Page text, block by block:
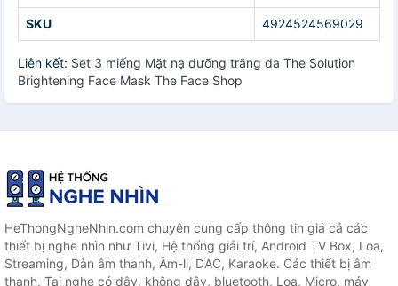
SKU 4924524569029
Liên kết: Set 3 miếng Mặt nạ dưỡng trắng da The Solution
Brightening Face Mask The Face Shop
HeThongNgheNhin.com chuyên cung cấp thông tin giá cả các
thiết bị nghe nhìn như Tivi, Hệ thống giải trí, Android TV Box, Loa,
Streaming, Dàn âm thanh, Âm-li, DAC, Karaoke. Các thiết bị âm
thanh, Tai nghe có dây, không dây, bluetooth, Loa, Micro, máy